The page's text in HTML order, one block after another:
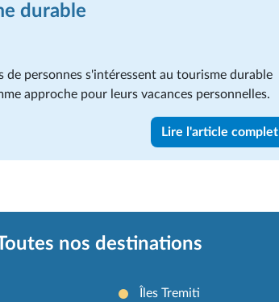
durable
de personnes s'intéressent au tourisme durable
approche pour leurs vacances personnelles.
Lire l'article complet
nos destinations
Îles Tremiti